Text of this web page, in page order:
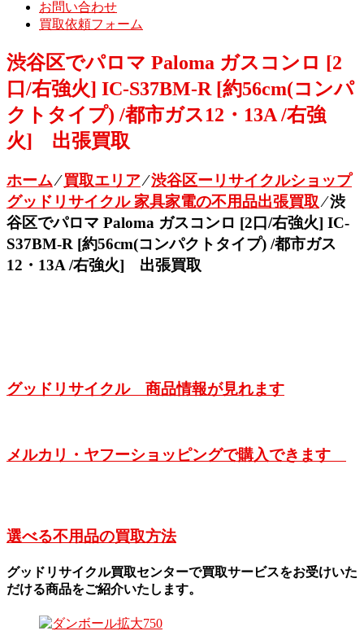
お問い合わせ
買取依頼フォーム
渋谷区でパロマ Paloma ガスコンロ [2
口/右強火] IC-S37BM-R [約56cm(コンパ
クトタイプ) /都市ガス12・13A /右強
火] 出張買取
ホーム⁄買取エリア⁄渋谷区ーリサイクルショップ
グッドリサイクル 家具家電の不用品出張買取⁄渋
谷区でパロマ Paloma ガスコンロ [2口/右強火] IC-
S37BM-R [約56cm(コンパクトタイプ) /都市ガス
12・13A /右強火] 出張買取
グッドリサイクル 商品情報が見れます
メルカリ・ヤフーショッピングで購入できます
選べる不用品の買取方法
グッドリサイクル買取センターで買取サービスをお受けいた
だける商品をご紹介いたします。